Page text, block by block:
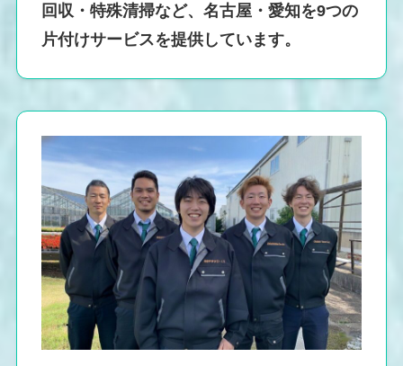
回収・特殊清掃など、名古屋・愛知を9つの
片付けサービスを提供しています。